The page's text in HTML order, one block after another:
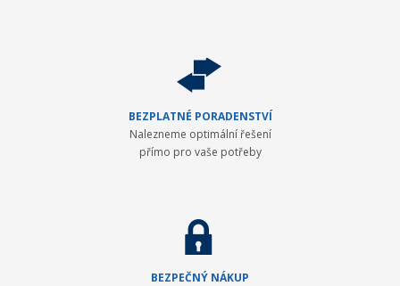
BEZPLATNÉ PORADENSTVÍ
Nalezneme optimální řešení
přímo pro vaše potřeby
BEZPEČNÝ NÁKUP